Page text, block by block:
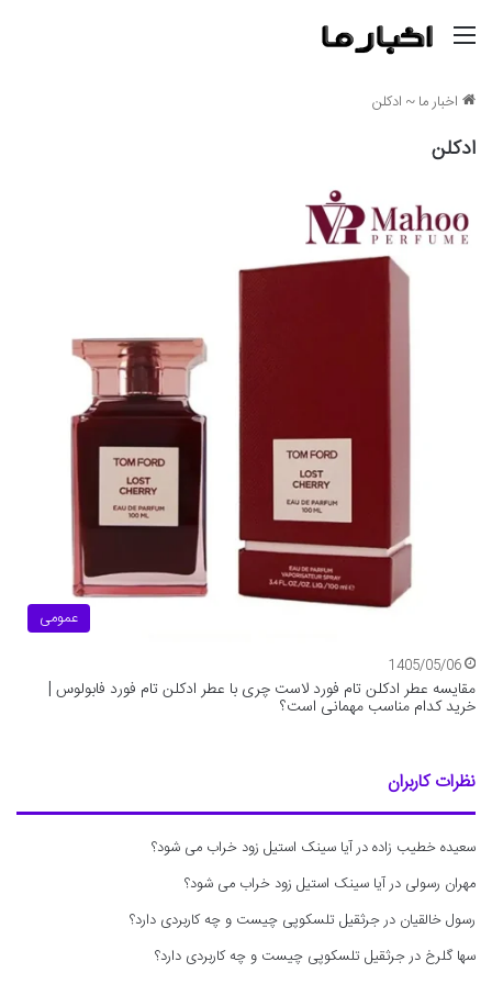
اخبار ما~ ادکلن
ادکلن
عمومی
1405/05/06
مقایسه عطر ادکلن تام فورد لاست چری با عطر ادکلن تام فورد فابولوس |
خرید کدام مناسب مهمانی است؟
نظرات کاربران
سعیده خطیب زادهدرآیا سینک استیل زود خراب می شود؟
مهران رسولی درآیا سینک استیل زود خراب می شود؟
رسول خالقیان درجرثقیل تلسکوپی چیست و چه کاربردی دارد؟
سها گلرخ درجرثقیل تلسکوپی چیست و چه کاربردی دارد؟